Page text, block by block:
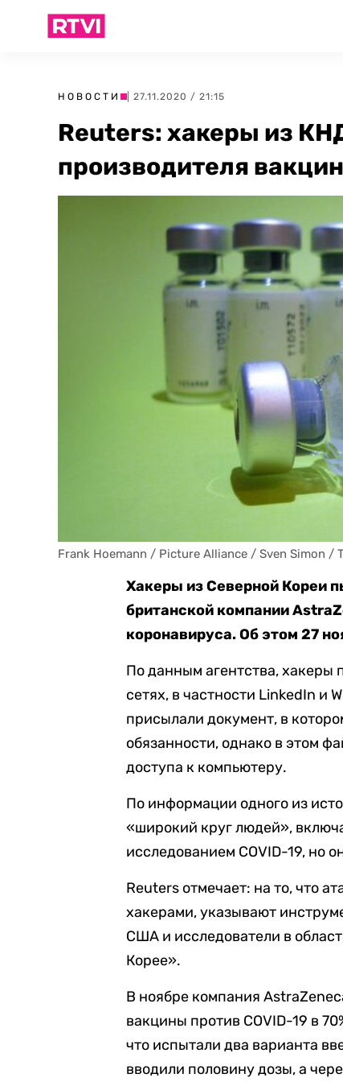
НОВОСТИ | 27.11.2020 / 21:15
Reuters: хакеры из
производителя
Frank Hoemann / Picture Alliance / Sven Simon /
Хакеры из Северной Кореи
британской компании
коронавируса. Об этом 27
По данным агентства, хакеры
сетях, в частности LinkedIn и
присылали документ, в
обязанности, однако в этом
доступа к компьютеру.
По информации одного из
«широкий круг людей»,
исследованием COVID-19, но
Reuters отмечает: на то, что
хакерами, указывают
США и исследователи в
Корее».
В ноябре компания
вакцины против COVID-19 в
что испытали два варианта
вводили половину дозы, а